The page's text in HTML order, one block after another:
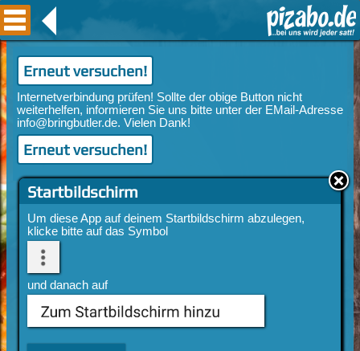
Startbildschirm
Um diese App auf deinem Startbildschirm abzulegen,
klicke bitte auf das Symbol
und danach auf
Erneut versuchen!
Erneut versuchen!